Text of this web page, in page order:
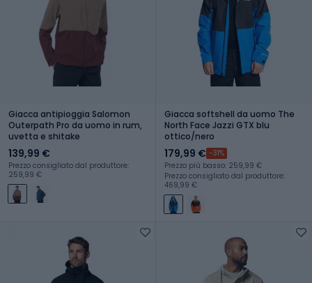
Giacca antipioggia Salomon
Outerpath Pro da uomo in rum,
uvetta e shitake
139,99 €
Prezzo consigliato dal produttore:
259,99 €
Giacca softshell da uomo The
North Face Jazzi GTX blu
ottico/nero
179,99 € -31%
Prezzo più basso: 259,99 €
Prezzo consigliato dal produttore:
469,99 €